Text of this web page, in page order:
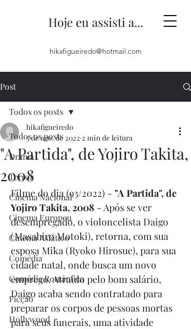
Hoje eu assisti a...
hikafigueiredo@hotmail.com
Post
Todos os posts
Drama
Terror
Cinema Nacional
Cinema Europeu
Cinema Asiático
Comédia
Comédia Romântica
Ficção
Hollywood
Todos os posts
"A Partida", de Yojiro Takita,
2008
hikafigueiredo
5 de ago. de 2022 2 min de leitura
Filme do dia (93/2022) - "A Partida", de
Yojiro Takita, 2008 - Após se ver
desempregado, o violoncelista Daigo
(Masahiro Motoki), retorna, com sua
esposa Mika (Ryoko Hirosue), para sua
cidade natal, onde busca um novo
emprego. Atraído pelo bom salário,
Daigo acaba sendo contratado para
preparar os corpos de pessoas mortas
para seus funerais, uma atividade